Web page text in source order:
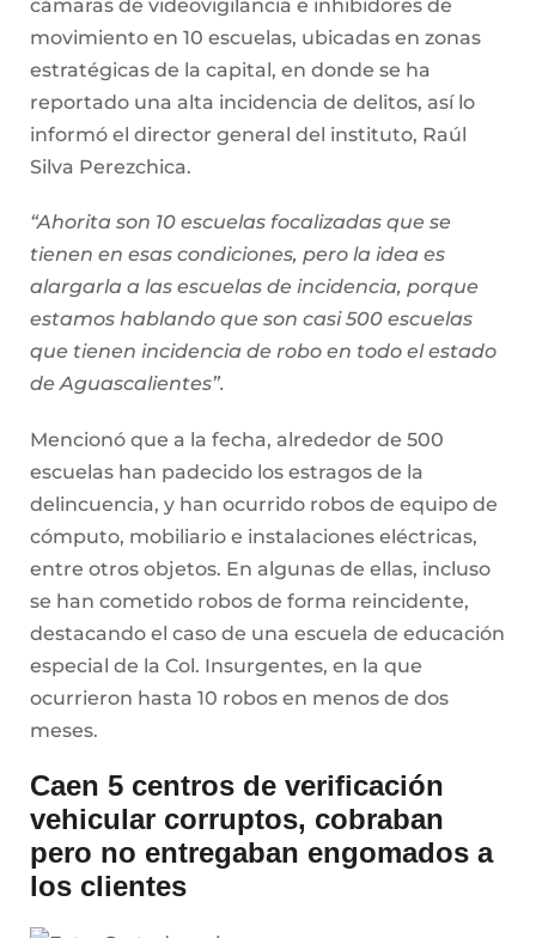
cámaras de videovigilancia e inhibidores de
movimiento en 10 escuelas, ubicadas en zonas
estratégicas de la capital, en donde se ha
reportado una alta incidencia de delitos, así lo
informó el director general del instituto, Raúl
Silva Perezchica.
“Ahorita son 10 escuelas focalizadas que se
tienen en esas condiciones, pero la idea es
alargarla a las escuelas de incidencia, porque
estamos hablando que son casi 500 escuelas
que tienen incidencia de robo en todo el estado
de Aguascalientes”.
Mencionó que a la fecha, alrededor de 500
escuelas han padecido los estragos de la
delincuencia, y han ocurrido robos de equipo de
cómputo, mobiliario e instalaciones eléctricas,
entre otros objetos. En algunas de ellas, incluso
se han cometido robos de forma reincidente,
destacando el caso de una escuela de educación
especial de la Col. Insurgentes, en la que
ocurrieron hasta 10 robos en menos de dos
meses.
Caen 5 centros de verificación
vehicular corruptos, cobraban
pero no entregaban engomados a
los clientes